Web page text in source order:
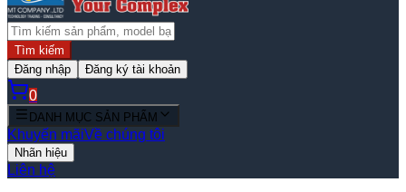
Tìm kiếm
Đăng nhập
Đăng ký tài khoản
0
DANH MỤC SẢN PHẨM
Khuyến mãiVề chúng tôi
Nhãn hiệu
Liên hệ